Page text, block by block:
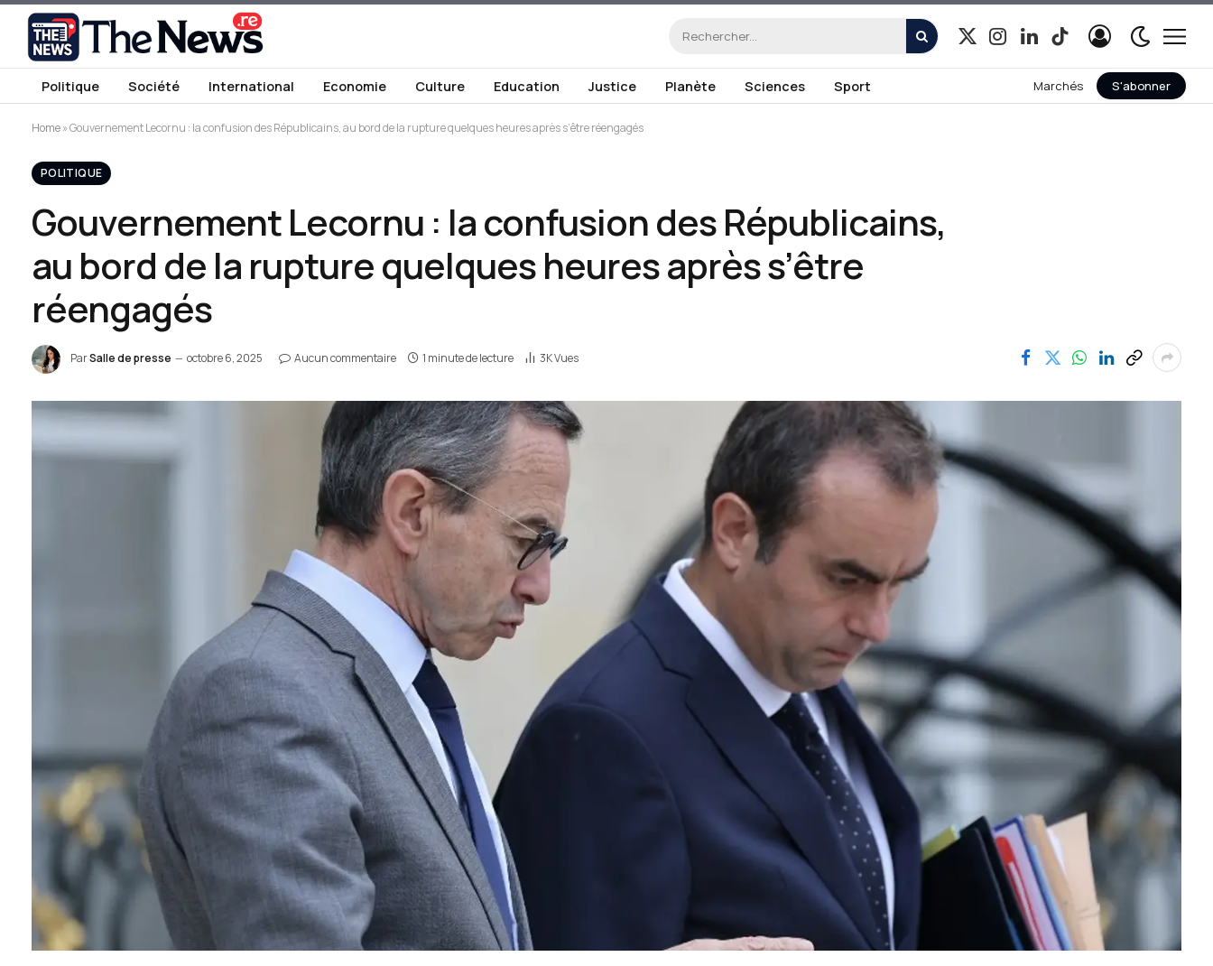
X
Instagram
LinkedInTikTok
Politique Société International Economie Culture Education Justice Planète Sciences Sport Marchés S'abonner
Home»Gouvernement Lecornu : la confusion des Républicains, au bord de la rupture quelques heures après s’être réengagés
POLITIQUE
Gouvernement Lecornu : la confusion des Républicains,
au bord de la rupture quelques heures après s’être
réengagés
ParSalle de presse octobre 6, 2025 Aucun commentaire 1 minute de lecture 3KVues